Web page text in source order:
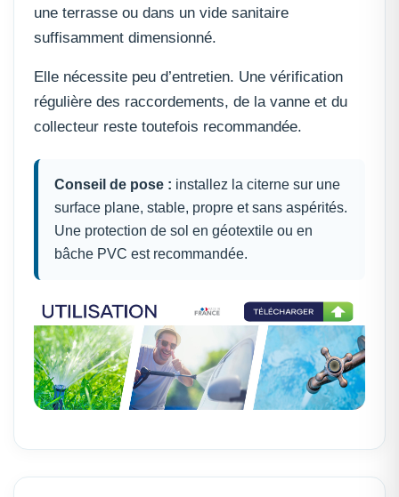
une terrasse ou dans un vide sanitaire
suffisamment dimensionné.
Elle nécessite peu d’entretien. Une vérification
régulière des raccordements, de la vanne et du
collecteur reste toutefois recommandée.
Conseil de pose : installez la citerne sur une
surface plane, stable, propre et sans aspérités.
Une protection de sol en géotextile ou en
bâche PVC est recommandée.